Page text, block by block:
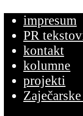
impresum
PR
kontakt
kolumne
projekti